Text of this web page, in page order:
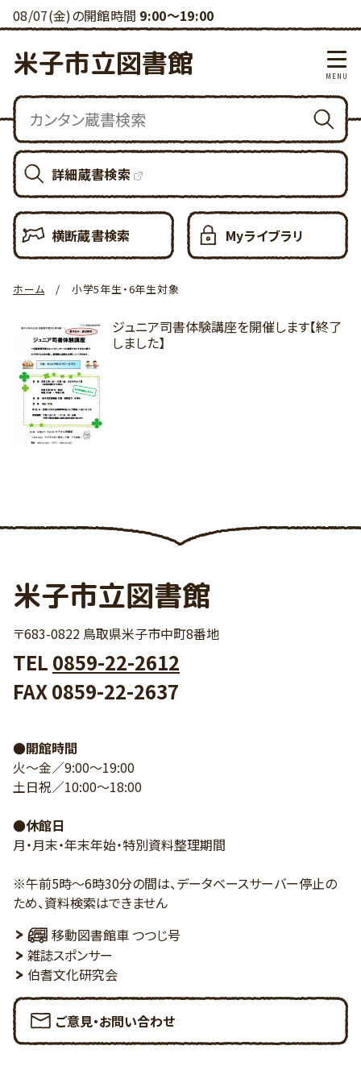
08/07(金)の開館時間 9:00～19:00
米子市立図書館
詳細蔵書検索
横断蔵書検索 Myライブラリ
ホーム 小学5年生・6年生対象
ジュニア司書体験講座を開催します【終了
しました】
米子市立図書館
〒683-0822 鳥取県米子市中町8番地
TEL 0859-22-2612
FAX 0859-22-2637
●開館時間
火～金／9:00～19:00
土日祝／10:00～18:00
●休館日
月・月末・年末年始・特別資料整理期間
※午前5時～6時30分の間は、データベースサーバー停止の
ため、資料検索はできません
移動図書館車 つつじ号
雑誌スポンサー
伯耆文化研究会
ご意見・お問い合わせ